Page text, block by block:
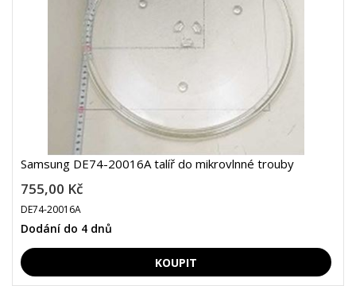
Samsung DE74-20016A talíř do mikrovlnné trouby
755,00 Kč
DE74-20016A
Dodání do 4 dnů